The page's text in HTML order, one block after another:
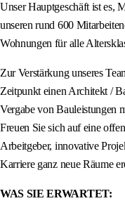
Unser Hauptgeschäft ist es,
unseren rund 600
Wohnungen für alle
Zur Verstärkung unseres
Zeitpunkt einen Architekt /
Vergabe von Bauleistungen
Freuen Sie sich auf eine
Arbeitgeber, innovative
Karriere ganz neue Räume
WAS SIE ERWARTET: